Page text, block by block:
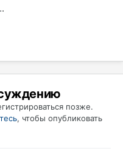
позже.
, чтобы опубликовать